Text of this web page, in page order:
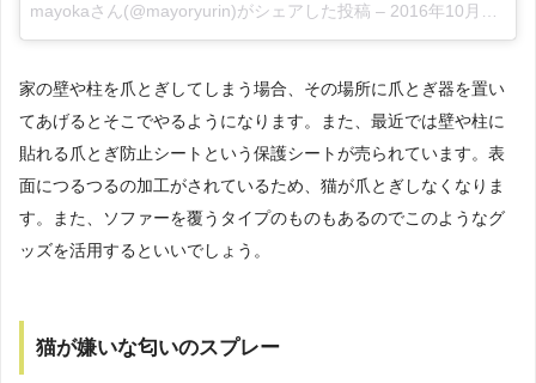
mayokaさん(@mayoryurin)がシェアした投稿 – 2016年10月月7日午後11時12分PDT
家の壁や柱を爪とぎしてしまう場合、その場所に爪とぎ器を置い
てあげるとそこでやるようになります。また、最近では壁や柱に
貼れる爪とぎ防止シートという保護シートが売られています。表
面につるつるの加工がされているため、猫が爪とぎしなくなりま
す。また、ソファーを覆うタイプのものもあるのでこのようなグ
ッズを活用するといいでしょう。
猫が嫌いな匂いのスプレー